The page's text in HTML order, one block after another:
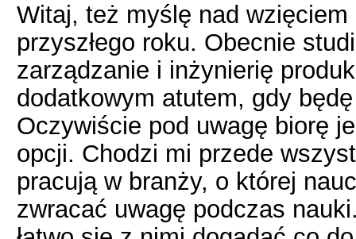
Witaj, też myślę nad
przyszłego roku. Obecnie
zarządzanie i inżynierię
dodatkowym atutem, gdy
Oczywiście pod uwagę biorę
opcji. Chodzi mi przede
pracują w branży, o której
zwracać uwagę podczas